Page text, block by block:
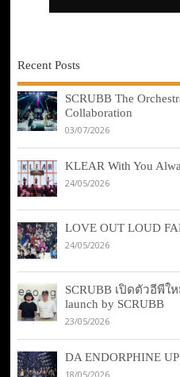
Recent Posts
SCRUBB The
Collaboration
03/07/2026
KLEAR With You
24/05/2026
LOVE OUT LOUD
24/05/2026
SCRUBB เปิดตัวอีพีให
launch by SCRUBB
23/05/2026
DA ENDORPHINE